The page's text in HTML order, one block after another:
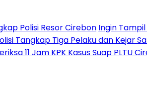
Polisi Resor Cirebon Ingin
Tangkap Tiga Pelaku dan Kejar
11 Jam KPK Kasus Suap PLTU